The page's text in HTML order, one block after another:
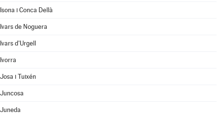
Isona i Conca Dellà
Ivars de Noguera
Ivars d'Urgell
Ivorra
Josa i Tuixén
Juncosa
Juneda